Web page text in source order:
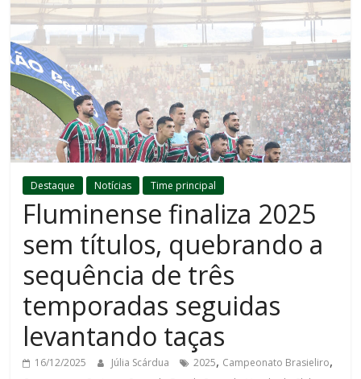
Destaque Notícias Time principal
Fluminense finaliza 2025
sem títulos, quebrando a
sequência de três
temporadas seguidas
levantando taças
16/12/2025 Júlia Scárdua 2025, Campeonato Brasieliro,